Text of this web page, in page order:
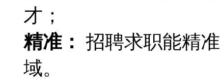
才；
精准： 招聘求职能精
域。